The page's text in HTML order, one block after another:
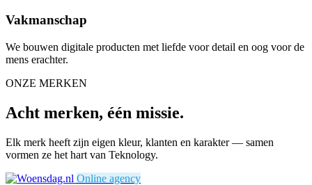
Vakmanschap
We bouwen digitale producten met liefde voor detail en oog voor de
mens erachter.
ONZE MERKEN
Acht merken, één missie.
Elk merk heeft zijn eigen kleur, klanten en karakter — samen
vormen ze het hart van Teknology.
Online agency